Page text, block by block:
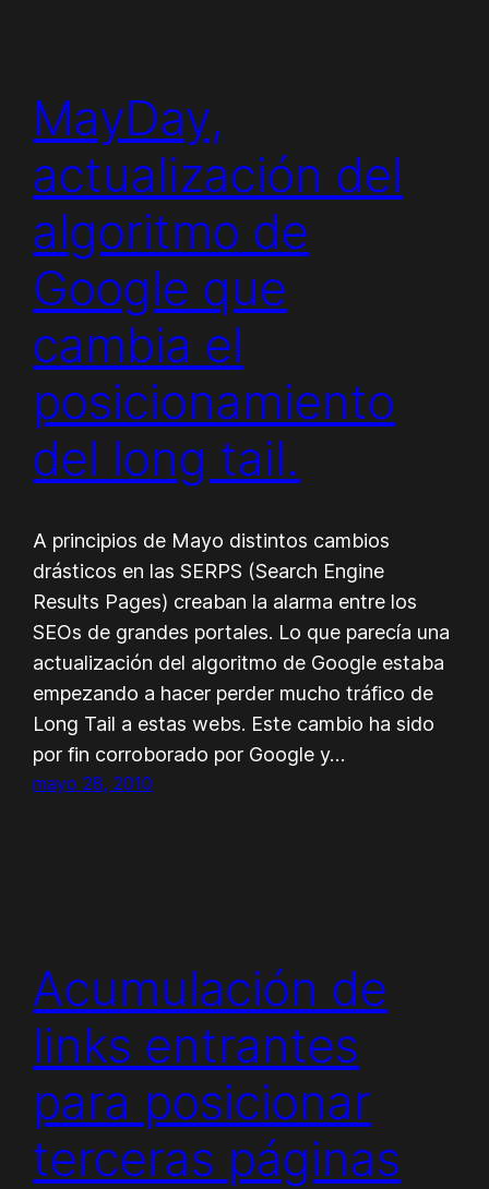
MayDay,
actualización del
algoritmo de
Google que
cambia el
posicionamiento
del long tail.
A principios de Mayo distintos cambios
drásticos en las SERPS (Search Engine
Results Pages) creaban la alarma entre los
SEOs de grandes portales. Lo que parecía una
actualización del algoritmo de Google estaba
empezando a hacer perder mucho tráfico de
Long Tail a estas webs. Este cambio ha sido
por fin corroborado por Google y…
mayo 28, 2010
Acumulación de
links entrantes
para posicionar
terceras páginas